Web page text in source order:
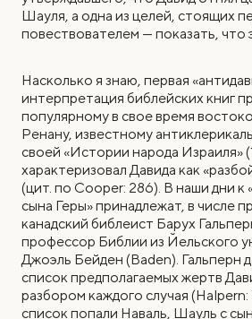
Шауля, а одна из целей, стоящих
повествователем — показать, что
Насколько я знаю, первая
интерпретация библейских книг
популярному в свое время
Ренану, известному
своей «Истории народа Израиля»
характеризовал Давида как
(цит. по Cooper: 286). В наши дни
сына Геры» принадлежат, в числе
канадский библеист Барух
профессор Библии из Йельского
Джоэль Бейден (Baden). Гальперн
список предполагаемых жертв
разбором каждого случая
список попали Наваль, Шауль с